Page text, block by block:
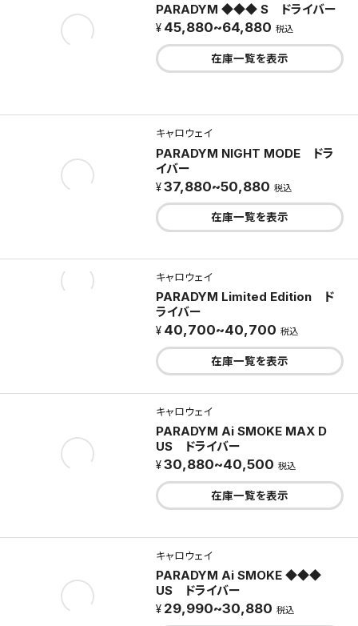
PARADYM ◆◆◆ S ドライバー
45,880~64,880 税込
在庫一覧を表示
キャロウェイ
PARADYM NIGHT MODE ドラ
イバー
37,880~50,880 税込
在庫一覧を表示
キャロウェイ
PARADYM Limited Edition ド
ライバー
40,700~40,700 税込
在庫一覧を表示
キャロウェイ
PARADYM Ai SMOKE MAX D
US ドライバー
30,880~40,500 税込
在庫一覧を表示
キャロウェイ
PARADYM Ai SMOKE ◆◆◆
US ドライバー
29,990~30,880 税込